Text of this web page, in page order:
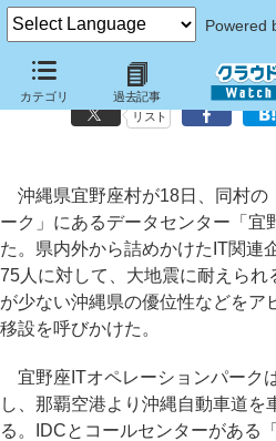
Powered
カテゴリ 過去記事
「災害対策も万全」沖縄県宜野座村が
リスト
沖縄県宜野座村が18日、同村の
ーク」にあるデータセンター「宜
た。県内外から詰めかけたIT関連
75人に対して、大地震に耐えられ
が少ない沖縄県の優位性などをア
移設を呼びかけた。
宜野座ITオペレーションパーク
し、那覇空港より沖縄自動車道を
る。IDCとコールセンターがある